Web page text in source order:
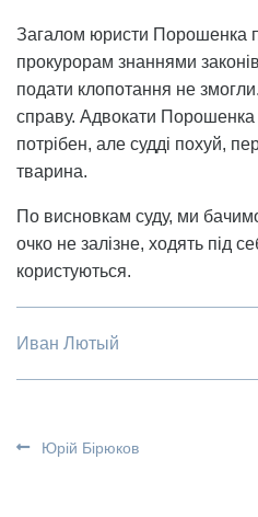
Загалом юристи Порошенка
прокурорам знаннями
подати клопотання не
справу. Адвокати Порошенка
потрібен, але судді похуй,
тварина.
По висновкам суду, ми
очко не залізне, ходять пiд
користуються.
Иван Лютый
Юрій Бірюков